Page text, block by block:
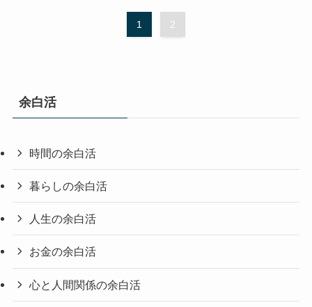
1 2
余白活
時間の余白活
暮らしの余白活
人生の余白活
お金の余白活
心と人間関係の余白活